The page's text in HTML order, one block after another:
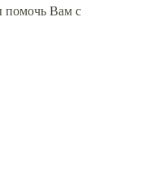
помочь Вам с